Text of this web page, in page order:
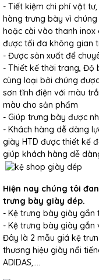
- Tiết kiệm chi phí vật
hàng trưng bày vì
hoặc cài vào thanh inox
được tối đa không gian
- Được sản xuất để
- Thiết kế thời trang, Độ
cùng loại bởi chúng
sơn tĩnh điện với màu
màu cho sản phẩm
- Giúp trưng bày được
- Khách hàng dễ dàng
giày HTD được thiết kế
giúp khách hàng dễ
Hiện nay chúng tôi
trưng bày giày dép.
- Kệ trưng bày giày gắn
- Kệ trưng bày giày gắn
Đây là 2 mẫu giá kệ
thương hiệu giày nổi
ADIDAS,....